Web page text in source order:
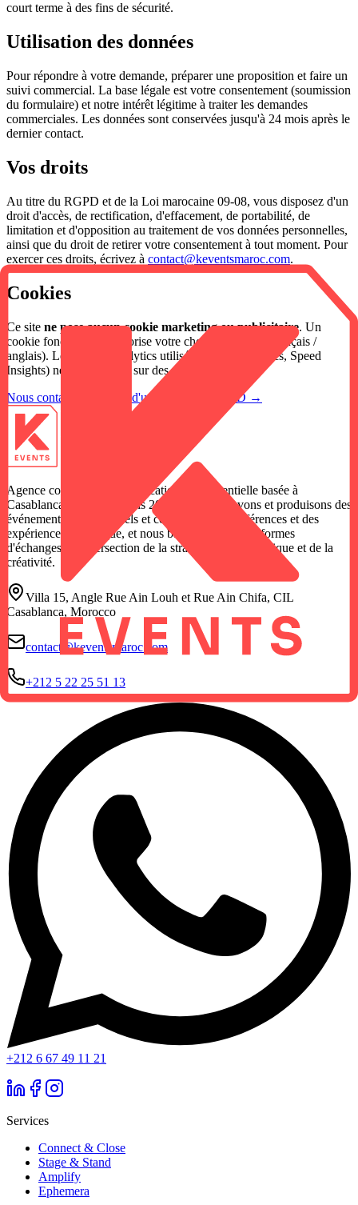
court terme à des fins de sécurité.
Utilisation des données
Pour répondre à votre demande, préparer une proposition et faire un
suivi commercial. La base légale est votre consentement (soumission
du formulaire) et notre intérêt légitime à traiter les demandes
commerciales. Les données sont conservées jusqu'à 24 mois après le
dernier contact.
Vos droits
Au titre du RGPD et de la Loi marocaine 09-08, vous disposez d'un
droit d'accès, de rectification, d'effacement, de portabilité, de
limitation et d'opposition au traitement de vos données personnelles,
ainsi que du droit de retirer votre consentement à tout moment. Pour
exercer ces droits, écrivez à contact@keventsmaroc.com.
Cookies
Ce site ne pose aucun cookie marketing ou publicitaire. Un
cookie fonctionnel mémorise votre choix de langue (français /
anglais). Les outils d'analytics utilisés (Vercel Analytics, Speed
Insights) ne reposent pas sur des cookies.
Nous contacter à propos d'une demande RGPD →
Agence conseil en communication événementielle basée à
Casablanca, Maroc. Depuis 2012, nous concevons et produisons des
événements institutionnels et corporate, des conférences et des
expériences de marque, et nous bâtissons nos plateformes
d'échanges, à l'intersection de la stratégie, de la logistique et de la
créativité.
Villa 15, Angle Rue Ain Louh et Rue Ain Chifa, CIL
Casablanca, Morocco
contact@keventsmaroc.com
+212 5 22 25 51 13
+212 6 67 49 11 21
Services
Connect & Close
Stage & Stand
Amplify
Ephemera